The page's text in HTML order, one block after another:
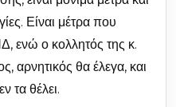
Είναι μέτρα που
ενώ ο κολλητός της κ.
αρνητικός θα έλεγα, και
τα θέλει.